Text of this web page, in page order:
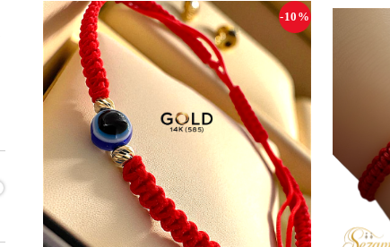
-10%